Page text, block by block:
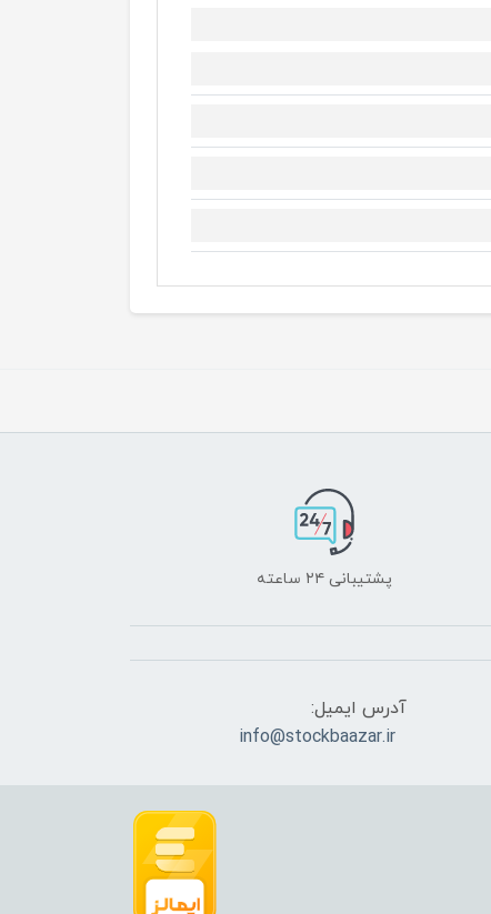
پشتیبانی ۲۴ ساعته
آدرس ایمیل:
info@stockbaazar.ir